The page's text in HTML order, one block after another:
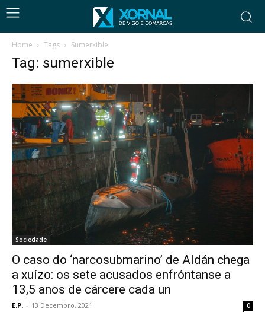
Home Tags Sumerxible
Tag: sumerxible
Sociedade
O caso do ‘narcosubmarino’ de Aldán chega
a xuízo: os sete acusados enfróntanse a
13,5 anos de cárcere cada un
E.P. - 13 Decembro, 2021 0